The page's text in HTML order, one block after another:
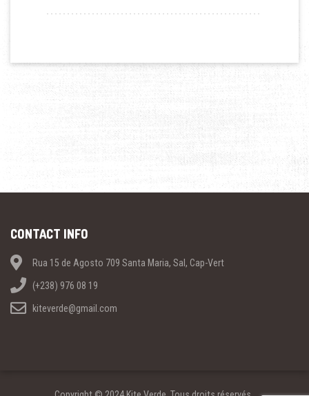
CONTACT INFO
Rua 15 de Agosto 709 Santa Maria, Sal, Cap-Vert
(+238) 976 08 19
kiteverde@gmail.com